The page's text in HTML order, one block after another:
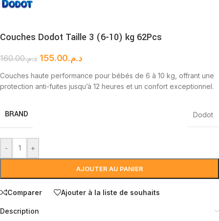
Couches Dodot Taille 3 (6-10) kg 62Pcs
د.م.160.00 د.م.155.00
Couches haute performance pour bébés de 6 à 10 kg, offrant une
protection anti-fuites jusqu’à 12 heures et un confort exceptionnel.
BRAND Dodot
- +
AJOUTER AU PANIER
Comparer Ajouter à la liste de souhaits
Description